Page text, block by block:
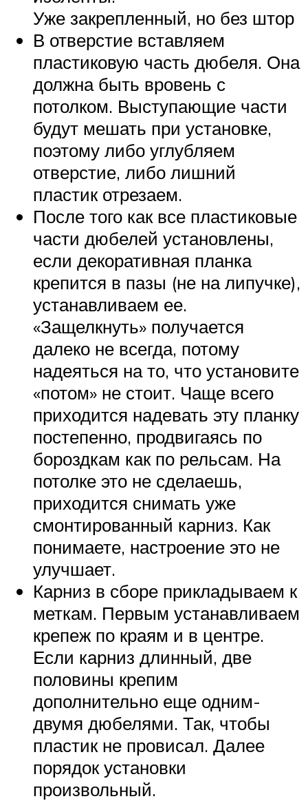
Уже закрепленный, но без штор
В отверстие вставляем
пластиковую часть дюбеля. Она
должна быть вровень с
потолком. Выступающие части
будут мешать при установке,
поэтому либо углубляем
отверстие, либо лишний
пластик отрезаем.
После того как все пластиковые
части дюбелей установлены,
если декоративная планка
крепится в пазы (не на липучке),
устанавливаем ее.
«Защелкнуть» получается
далеко не всегда, потому
надеяться на то, что установите
«потом» не стоит. Чаще всего
приходится надевать эту планку
постепенно, продвигаясь по
бороздкам как по рельсам. На
потолке это не сделаешь,
приходится снимать уже
смонтированный карниз. Как
понимаете, настроение это не
улучшает.
Карниз в сборе прикладываем к
меткам. Первым устанавливаем
крепеж по краям и в центре.
Если карниз длинный, две
половины крепим
дополнительно еще одним-
двумя дюбелями. Так, чтобы
пластик не провисал. Далее
порядок установки
произвольный.